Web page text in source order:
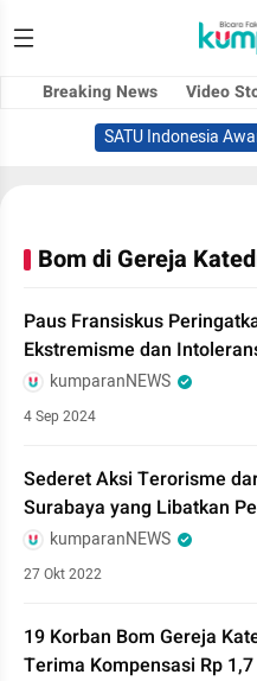
Breaking News Video
SATU Indonesia
Bom di Gereja
Paus Fransiskus
Ekstremisme dan
kumparanNEWS
4 Sep 2024
Sederet Aksi Terorisme
Surabaya yang Libatkan
kumparanNEWS
27 Okt 2022
19 Korban Bom Gereja
Terima Kompensasi Rp